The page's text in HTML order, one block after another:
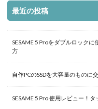
最近の投稿
SESAME 5 Proをダブルロック
方
自作PCのSSDを大容量のものに
SESAME 5 Pro 使用レビュー！